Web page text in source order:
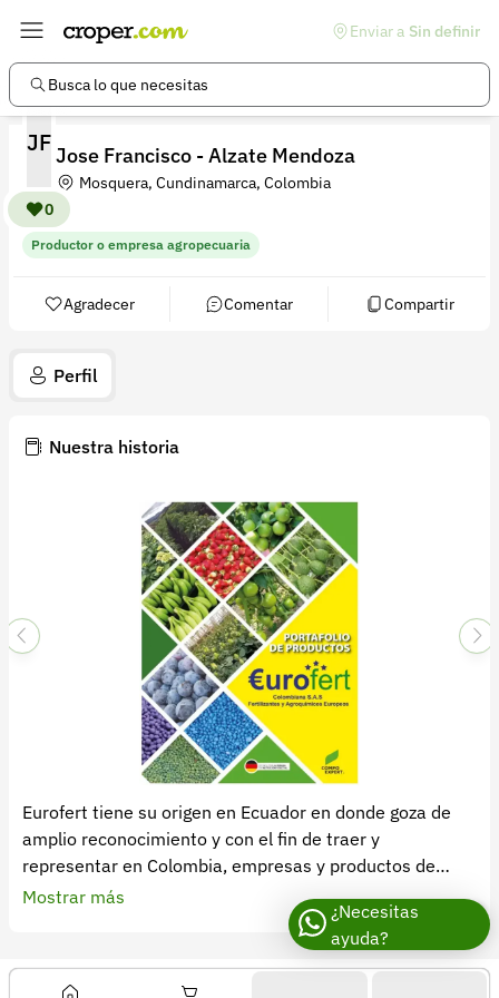
Enviar a Sin definir
Busca lo que necesitas
JF
0
Jose Francisco - Alzate Mendoza
Mosquera, Cundinamarca, Colombia
Productor o empresa agropecuaria
Agradecer Comentar Compartir
Perfil
Nuestra historia
Eurofert tiene su origen en Ecuador en donde goza de
amplio reconocimiento y con el fin de traer y
representar en Colombia, empresas y productos de
calidad, ha decidido abrir su sucursal, para proveer a los
agricultores colombianos; de fertilizantes, coadyuvantes
y agroquímicos de las más alta tecnología y calidad
Mostrar más
Enlaces de interés
Preguntas frecuentes
Ayuda
Información legal
Términos y condiciones
Política de devoluciones
Cuenta
Recuperar contraseña
+57 323 2931928
contacto@croper.com
© 2026 Croper.com Todos los derechos reservados
¿Necesitas
ayuda?